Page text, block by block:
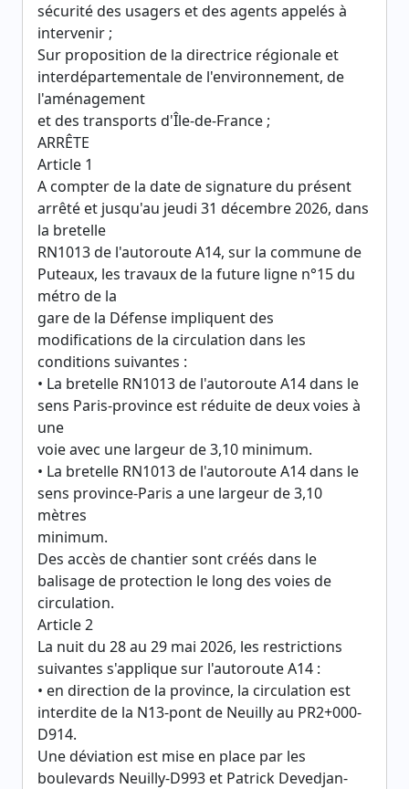
sécurité des usagers et des agents appelés à
intervenir ;
Sur proposition de la directrice régionale et
interdépartementale de l'environnement, de
l'aménagement
et des transports d'Île-de-France ;
ARRÊTE
Article 1
A compter de la date de signature du présent
arrêté et jusqu'au jeudi 31 décembre 2026, dans
la bretelle
RN1013 de l'autoroute A14, sur la commune de
Puteaux, les travaux de la future ligne n°15 du
métro de la
gare de la Défense impliquent des
modifications de la circulation dans les
conditions suivantes :
• La bretelle RN1013 de l'autoroute A14 dans le
sens Paris-province est réduite de deux voies à
une
voie avec une largeur de 3,10 minimum.
• La bretelle RN1013 de l'autoroute A14 dans le
sens province-Paris a une largeur de 3,10
mètres
minimum.
Des accès de chantier sont créés dans le
balisage de protection le long des voies de
circulation.
Article 2
La nuit du 28 au 29 mai 2026, les restrictions
suivantes s'applique sur l'autoroute A14 :
• en direction de la province, la circulation est
interdite de la N13-pont de Neuilly au PR2+000-
D914.
Une déviation est mise en place par les
boulevards Neuilly-D993 et Patrick Devedjan-